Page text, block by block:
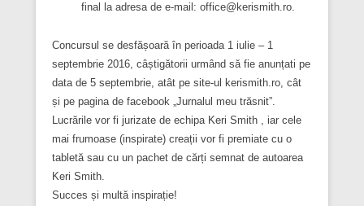
final la adresa de e-mail: office@kerismith.ro.
Concursul se desfășoară în perioada 1 iulie – 1
septembrie 2016, câștigătorii urmând să fie anunțati pe
data de 5 septembrie, atât pe site-ul kerismith.ro, cât
și pe pagina de facebook „Jurnalul meu trăsnit”.
Lucrările vor fi jurizate de echipa Keri Smith , iar cele
mai frumoase (inspirate) creații vor fi premiate cu o
tabletă sau cu un pachet de cărți semnat de autoarea
Keri Smith.
Succes și multă inspirație!